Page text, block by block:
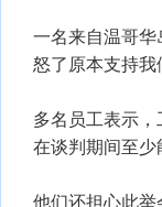
一名来自温哥
怒了原本支持我
多名员工表示
在谈判期间至少
他们还担心此举